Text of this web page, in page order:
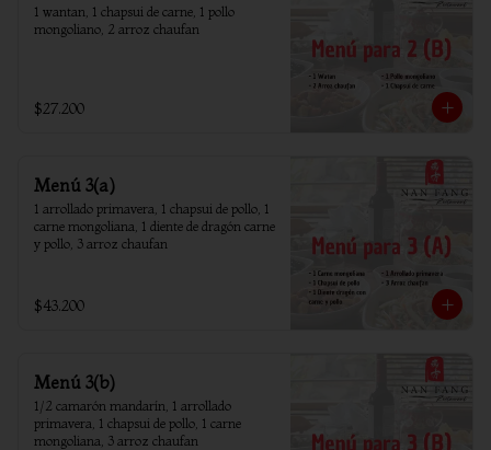
1 wantan, 1 chapsui de carne, 1 pollo
mongoliano, 2 arroz chaufan
$27.200
Menú 3(a)
1 arrollado primavera, 1 chapsui de pollo, 1
carne mongoliana, 1 diente de dragón carne
y pollo, 3 arroz chaufan
$43.200
Menú 3(b)
1/2 camarón mandarín, 1 arrollado
primavera, 1 chapsui de pollo, 1 carne
mongoliana, 3 arroz chaufan